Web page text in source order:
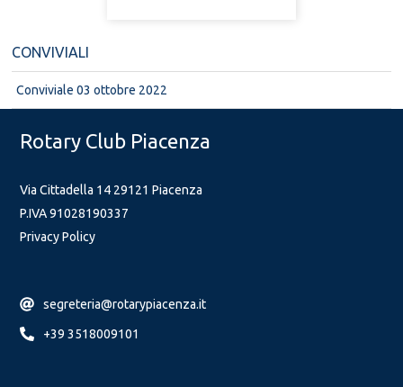
CONVIVIALI
Conviviale 03 ottobre 2022
Rotary Club Piacenza
Via Cittadella 14 29121 Piacenza
P.IVA 91028190337
Privacy Policy
segreteria@rotarypiacenza.it
+39 3518009101